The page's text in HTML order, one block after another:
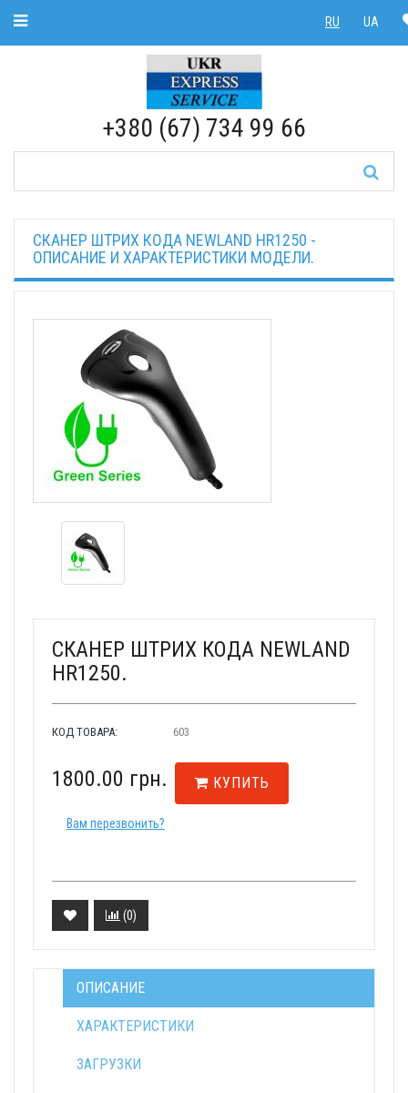
Toggle Navigation UA
RU UA
RU
+380 (67) 734 99 66
СКАНЕР ШТРИХ КОДА NEWLAND HR1250 -
ОПИСАНИЕ И ХАРАКТЕРИСТИКИ МОДЕЛИ.
СКАНЕР ШТРИХ КОДА NEWLAND
HR1250.
КОД ТОВАРА: 603
1800.00 грн. КУПИТЬ
Вам перезвонить?
(0)
ОПИСАНИЕ
ХАРАКТЕРИСТИКИ
ЗАГРУЗКИ